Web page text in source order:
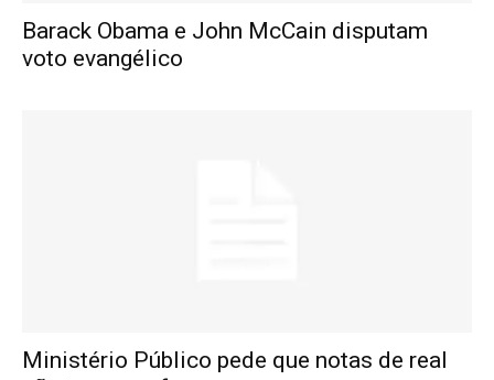
Barack Obama e John McCain disputam
voto evangélico
Ministério Público pede que notas de real